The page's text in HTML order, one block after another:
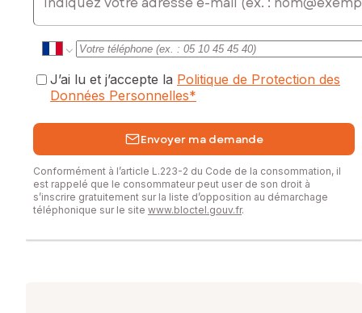
J’ai lu et j’accepte la Politique de Protection des
Données Personnelles*
Envoyer ma demande
Conformément à l’article L.223-2 du Code de la consommation, il
est rappelé que le consommateur peut user de son droit à
s’inscrire gratuitement sur la liste d’opposition au démarchage
téléphonique sur le site www.bloctel.gouv.fr.